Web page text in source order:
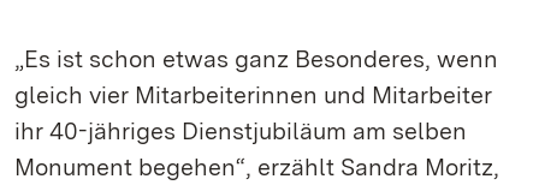
„Es ist schon etwas ganz Besonderes, wenn
gleich vier Mitarbeiterinnen und Mitarbeiter
ihr 40-jähriges Dienstjubiläum am selben
Monument begehen“, erzählt Sandra Moritz,